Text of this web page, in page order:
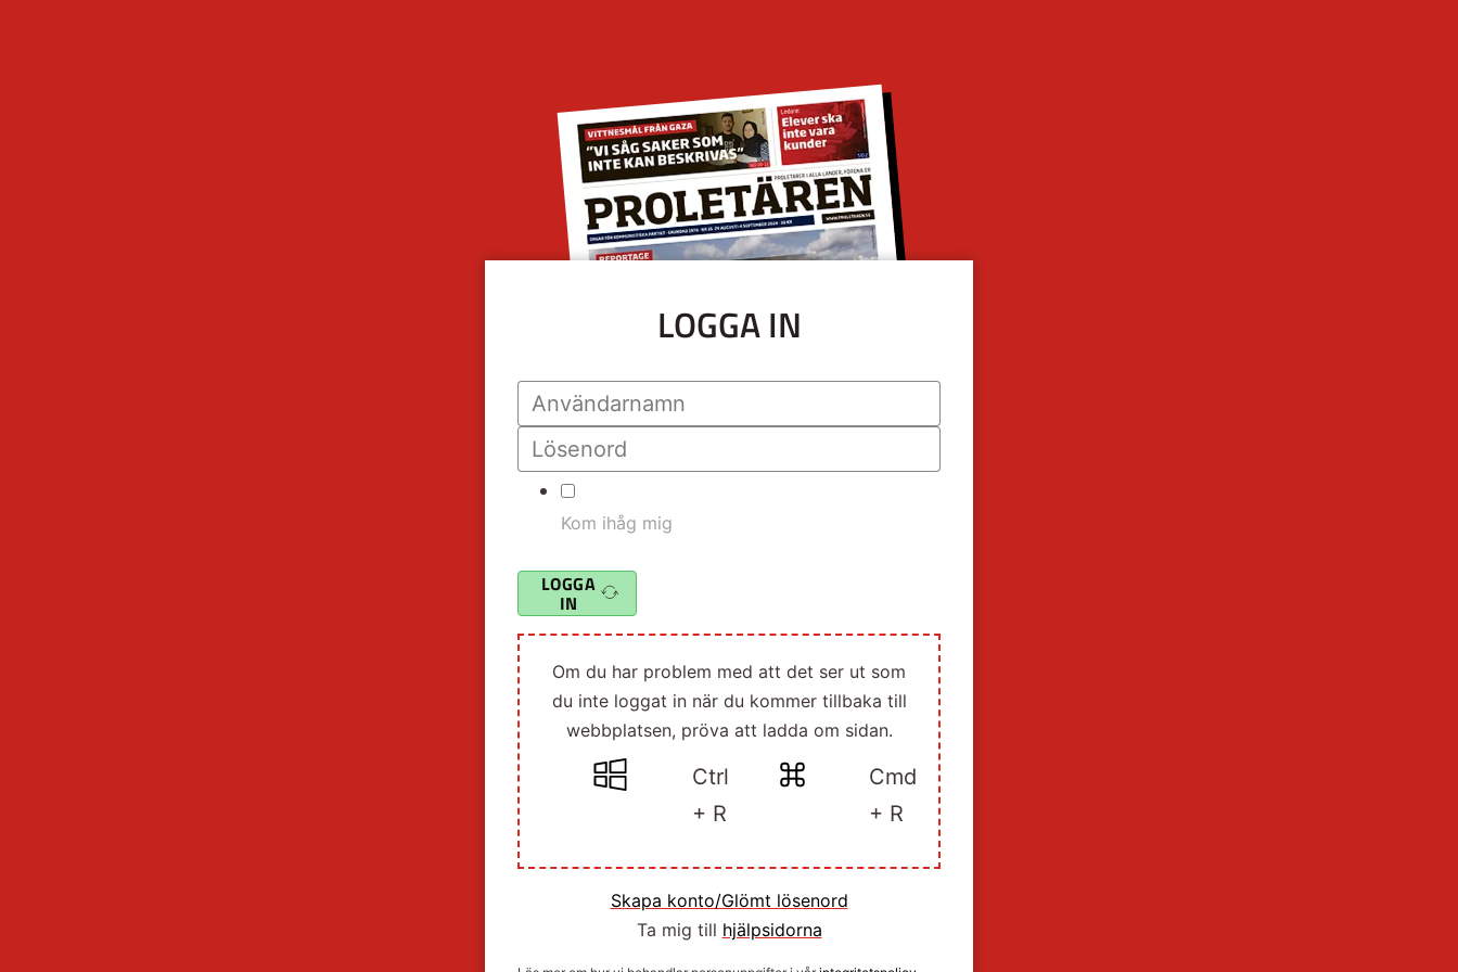
LOGGA IN
Kom ihåg mig
LOGGA
IN
Om du har problem med att det ser ut som
du inte loggat in när du kommer tillbaka till
webbplatsen, pröva att ladda om sidan.
Ctrl
+ R
Cmd
+ R
Skapa konto/Glömt lösenord
Ta mig till hjälpsidorna